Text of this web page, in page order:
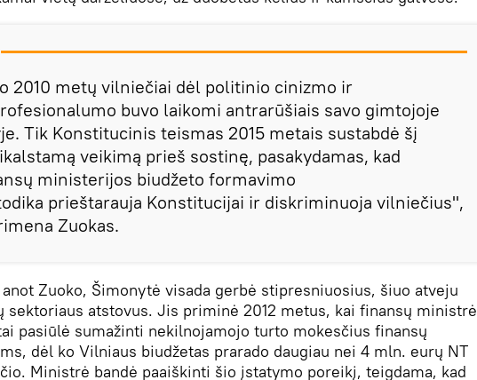
2010 metų vilniečiai dėl politinio cinizmo ir
buvo laikomi antrarūšiais savo gimtojoje
Tik Konstitucinis teismas 2015 metais sustabdė šį
veikimą prieš sostinę, pasakydamas, kad
ministerijos biudžeto formavimo
prieštarauja Konstitucijai ir diskriminuoja vilniečius",
Zuokas.
anot Zuoko, Šimonytė visada gerbė stipresniuosius, šiuo atveju
sektoriaus atstovus. Jis priminė 2012 metus, kai finansų ministrė
pasiūlė sumažinti nekilnojamojo turto mokesčius finansų
dėl ko Vilniaus biudžetas prarado daugiau nei 4 mln. eurų NT
Ministrė bandė paaiškinti šio įstatymo poreikį, teigdama, kad